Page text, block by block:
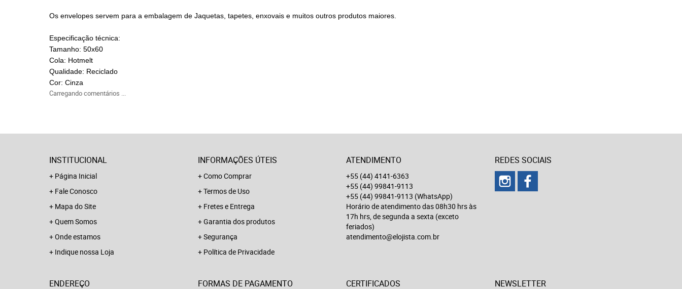
Os envelopes servem para a embalagem de Jaquetas, tapetes, enxovais e muitos outros produtos maiores.
Especificação técnica:
Tamanho: 50x60
Cola: Hotmelt
Qualidade: Reciclado
Cor: Cinza
Carregando comentários ...
INSTITUCIONAL
Página Inicial
Fale Conosco
Mapa do Site
Quem Somos
Onde estamos
Indique nossa Loja
INFORMAÇÕES ÚTEIS
Como Comprar
Termos de Uso
Fretes e Entrega
Garantia dos produtos
Segurança
Política de Privacidade
ATENDIMENTO
+55 (44) 4141-6363
+55 (44) 99841-9113
+55 (44) 99841-9113 (WhatsApp)
Horário de atendimento das 08h30 hrs às
17h hrs, de segunda a sexta (exceto
feriados)
atendimento@elojista.com.br
REDES SOCIAIS
ENDEREÇO FORMAS DE PAGAMENTO CERTIFICADOS NEWSLETTER